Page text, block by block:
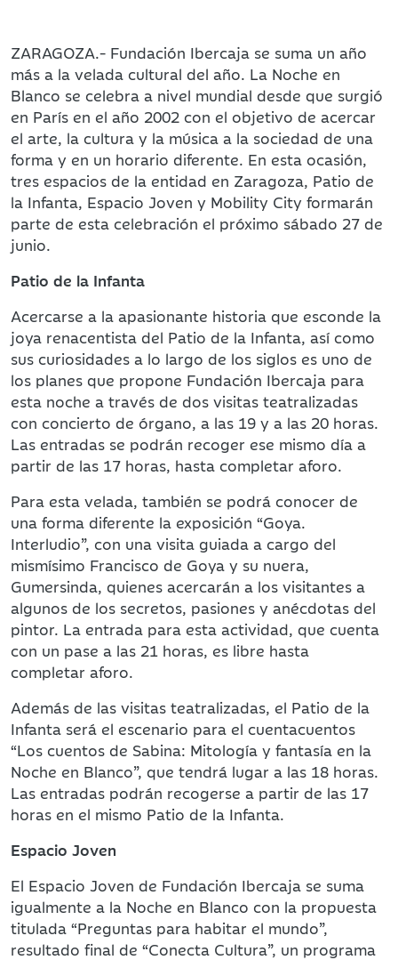
ZARAGOZA.- Fundación Ibercaja se suma un año
más a la velada cultural del año. La Noche en
Blanco se celebra a nivel mundial desde que surgió
en París en el año 2002 con el objetivo de acercar
el arte, la cultura y la música a la sociedad de una
forma y en un horario diferente. En esta ocasión,
tres espacios de la entidad en Zaragoza, Patio de
la Infanta, Espacio Joven y Mobility City formarán
parte de esta celebración el próximo sábado 27 de
junio.
Patio de la Infanta
Acercarse a la apasionante historia que esconde la
joya renacentista del Patio de la Infanta, así como
sus curiosidades a lo largo de los siglos es uno de
los planes que propone Fundación Ibercaja para
esta noche a través de dos visitas teatralizadas
con concierto de órgano, a las 19 y a las 20 horas.
Las entradas se podrán recoger ese mismo día a
partir de las 17 horas, hasta completar aforo.
Para esta velada, también se podrá conocer de
una forma diferente la exposición “Goya.
Interludio”, con una visita guiada a cargo del
mismísimo Francisco de Goya y su nuera,
Gumersinda, quienes acercarán a los visitantes a
algunos de los secretos, pasiones y anécdotas del
pintor. La entrada para esta actividad, que cuenta
con un pase a las 21 horas, es libre hasta
completar aforo.
Además de las visitas teatralizadas, el Patio de la
Infanta será el escenario para el cuentacuentos
“Los cuentos de Sabina: Mitología y fantasía en la
Noche en Blanco”, que tendrá lugar a las 18 horas.
Las entradas podrán recogerse a partir de las 17
horas en el mismo Patio de la Infanta.
Espacio Joven
El Espacio Joven de Fundación Ibercaja se suma
igualmente a la Noche en Blanco con la propuesta
titulada “Preguntas para habitar el mundo”,
resultado final de “Conecta Cultura”, un programa